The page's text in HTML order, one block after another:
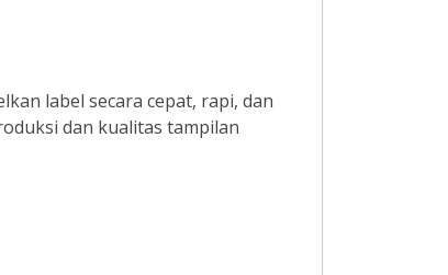
label secara cepat, rapi, dan
dan kualitas tampilan